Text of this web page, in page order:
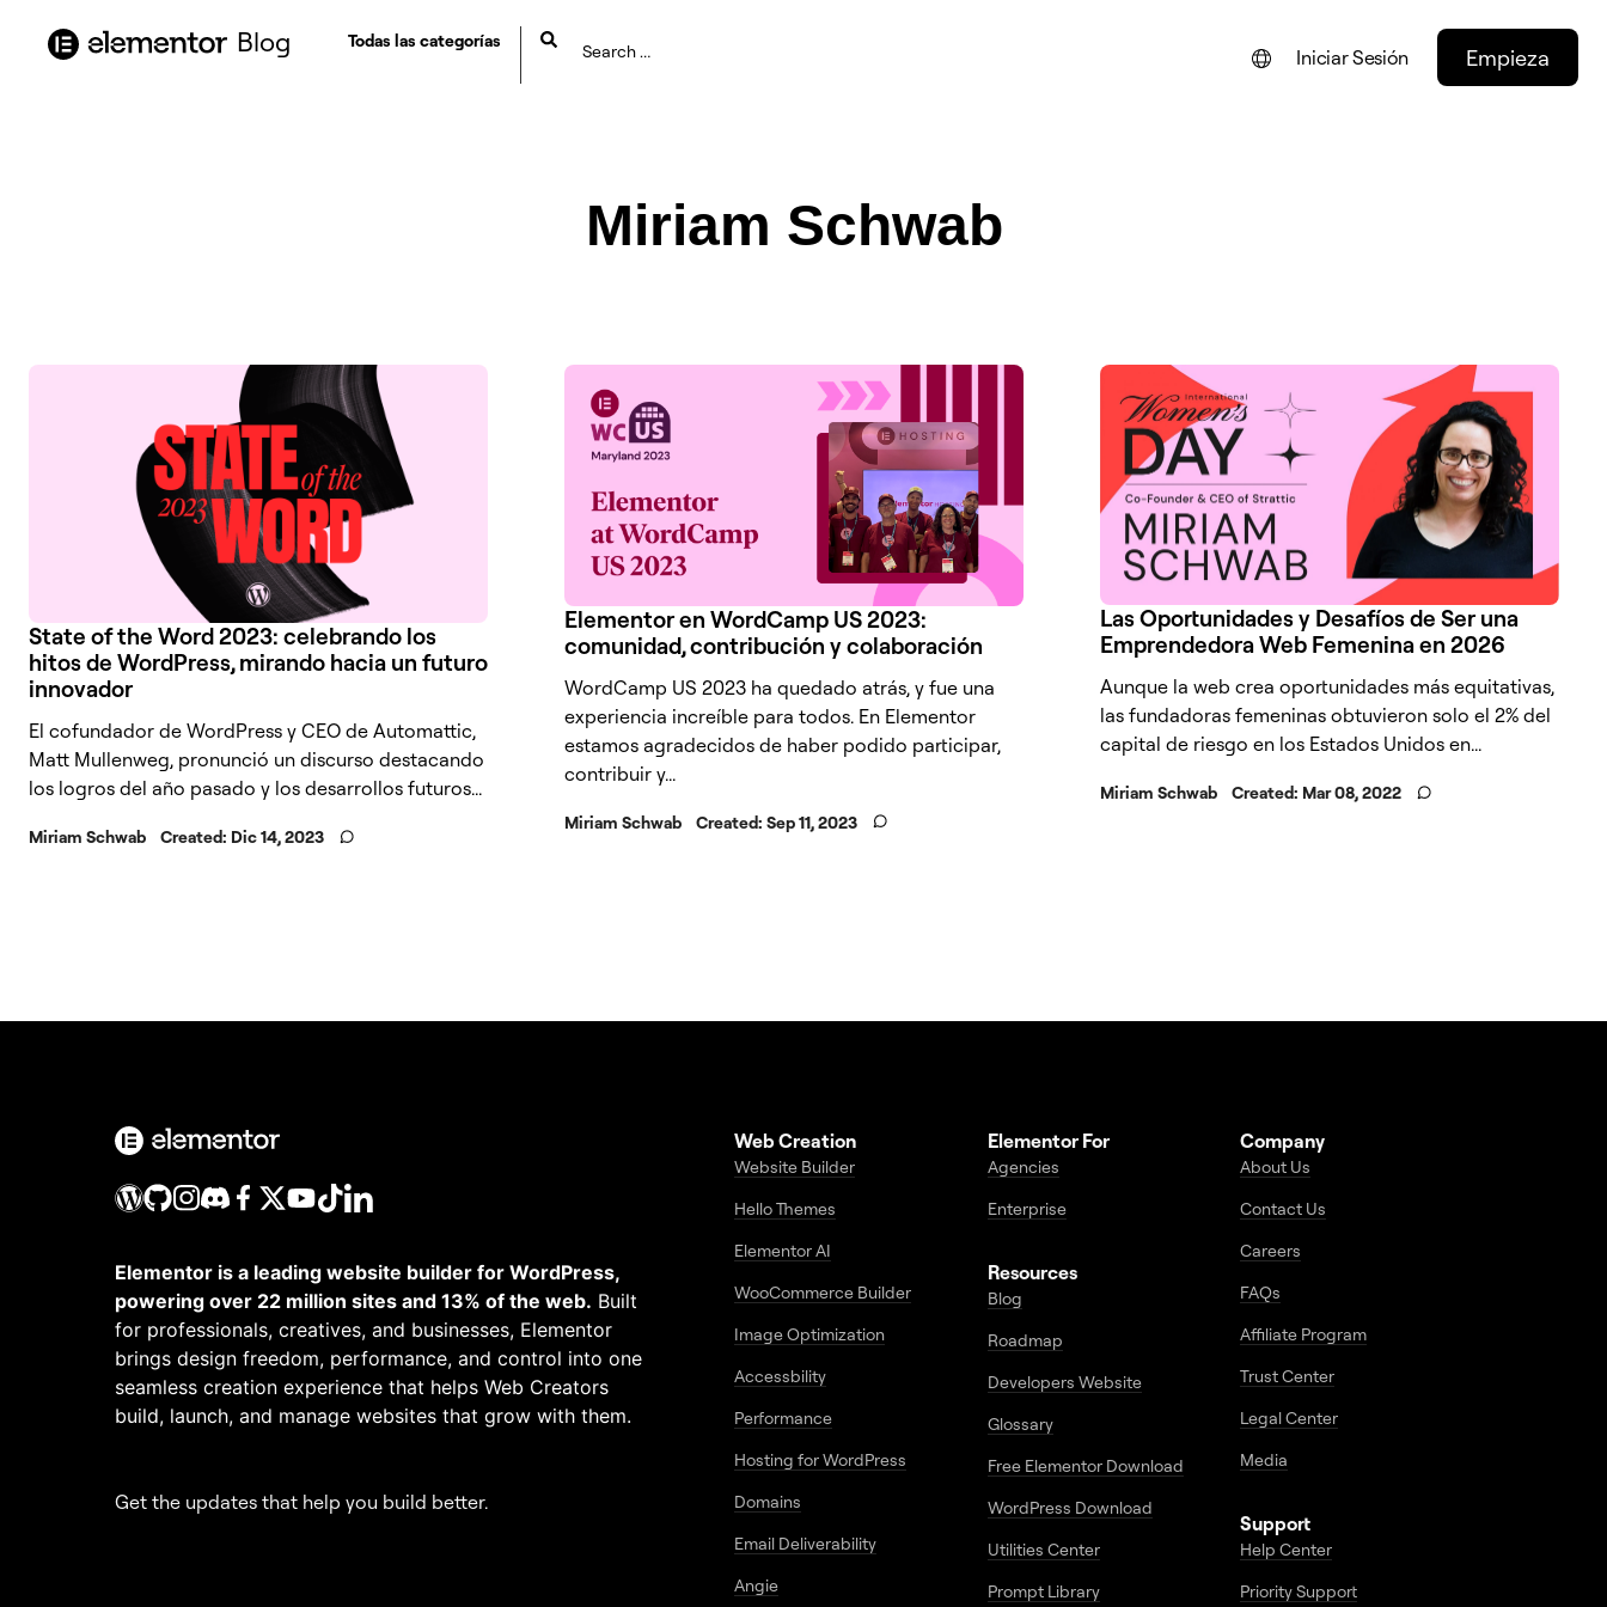
Blog Todas las categorías
ITALIANO
Iniciar Sesión Empieza
Miriam Schwab
State of the Word 2023: celebrando los
hitos de WordPress, mirando hacia un futuro
innovador
El cofundador de WordPress y CEO de Automattic,
Matt Mullenweg, pronunció un discurso destacando
los logros del año pasado y los desarrollos futuros...
Miriam Schwab Created: Dic 14, 2023
Elementor en WordCamp US 2023:
comunidad, contribución y colaboración
WordCamp US 2023 ha quedado atrás, y fue una
experiencia increíble para todos. En Elementor
estamos agradecidos de haber podido participar,
contribuir y...
Miriam Schwab Created: Sep 11, 2023
Las Oportunidades y Desafíos de Ser una
Emprendedora Web Femenina en 2026
Aunque la web crea oportunidades más equitativas,
las fundadoras femeninas obtuvieron solo el 2% del
capital de riesgo en los Estados Unidos en...
Miriam Schwab Created: Mar 08, 2022
Elementor is a leading website builder for WordPress,
powering over 22 million sites and 13% of the web. Built
for professionals, creatives, and businesses, Elementor
brings design freedom, performance, and control into one
seamless creation experience that helps Web Creators
build, launch, and manage websites that grow with them.
Get the updates that help you build better.
Web Creation
Website Builder
Hello Themes
Elementor AI
WooCommerce Builder
Image Optimization
Accessbility
Performance
Hosting for WordPress
Domains
Email Deliverability
Angie
Elementor For
Agencies
Enterprise
Resources
Blog
Roadmap
Developers Website
Glossary
Free Elementor Download
WordPress Download
Utilities Center
Prompt Library
Company
About Us
Contact Us
Careers
FAQs
Affiliate Program
Trust Center
Legal Center
Media
Support
Help Center
Priority Support